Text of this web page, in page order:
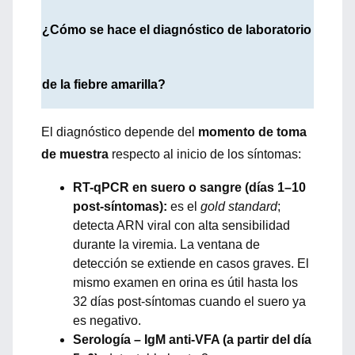
¿Cómo se hace el diagnóstico de laboratorio
de la fiebre amarilla?
El diagnóstico depende del momento de toma
de muestra respecto al inicio de los síntomas:
RT-qPCR en suero o sangre (días 1–10
post-síntomas): es el gold standard;
detecta ARN viral con alta sensibilidad
durante la viremia. La ventana de
detección se extiende en casos graves. El
mismo examen en orina es útil hasta los
32 días post-síntomas cuando el suero ya
es negativo.
Serología – IgM anti-VFA (a partir del día